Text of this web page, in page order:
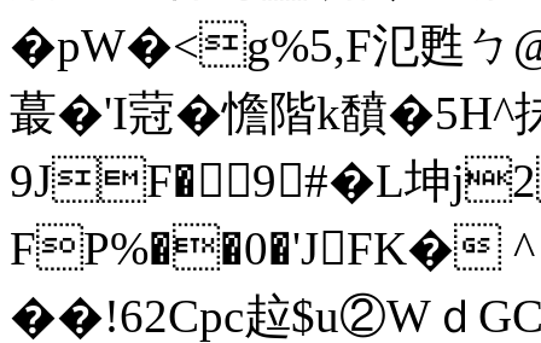
�pW�<g%5,F氾甦
蕞�'I蒄�憺階k馩�5H^
9JF�9#�L坤
FP%��0�'JFK�
��!62Cpc趇$u②Wｄ